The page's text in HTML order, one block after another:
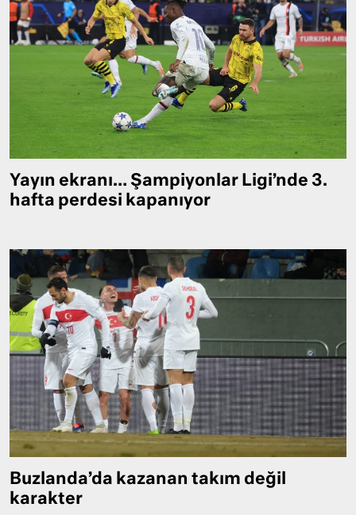
Yayın ekranı… Şampiyonlar Ligi’nde 3.
hafta perdesi kapanıyor
Buzlanda’da kazanan takım değil
karakter